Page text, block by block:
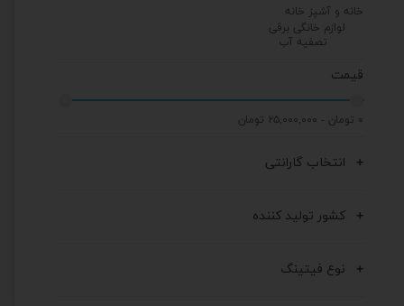
خانه و آشپز خانه
لوازم خانگی برقی
تصفیه آب
قیمت
۰ تومان - ۲۵,۰۰۰,۰۰۰ تومان
انتخاب گارانتی
کشور تولید کننده
نوع فیتینگ